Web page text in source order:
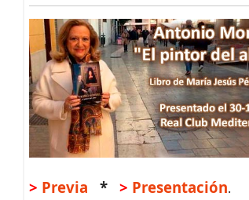
> Previa * > Presentación.